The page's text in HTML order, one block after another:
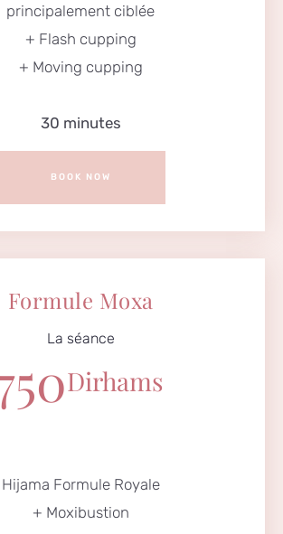
principalement ciblée
+ Flash cupping
+ Moving cupping
30 minutes
BOOK NOW
Formule Moxa
La séance
Dirhams
Hijama Formule Royale
+ Moxibustion